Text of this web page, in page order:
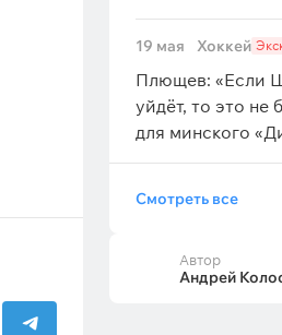
19 мая Хоккей
Плющев: «Если
уйдёт, то это не
для минского
Смотреть все
Автор
Андрей